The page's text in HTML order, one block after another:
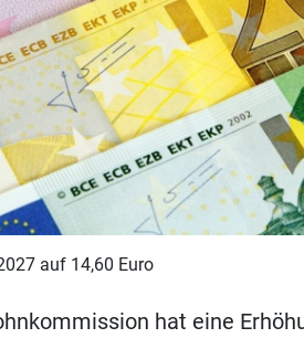
auf 14,60 Euro
hat eine